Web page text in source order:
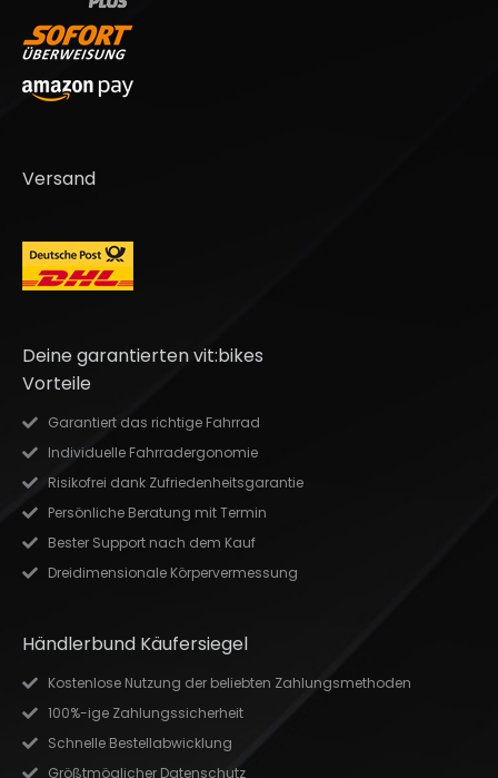
Versand
Deine garantierten vit:bikes
Vorteile
Garantiert das richtige Fahrrad
Individuelle Fahrradergonomie
Risikofrei dank Zufriedenheitsgarantie
Persönliche Beratung mit Termin
Bester Support nach dem Kauf
Dreidimensionale Körpervermessung
Händlerbund Käufersiegel
Kostenlose Nutzung der beliebten Zahlungsmethoden
100%-ige Zahlungssicherheit
Schnelle Bestellabwicklung
Größtmöglicher Datenschutz